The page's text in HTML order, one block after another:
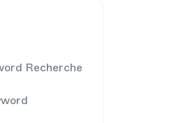
Recherche